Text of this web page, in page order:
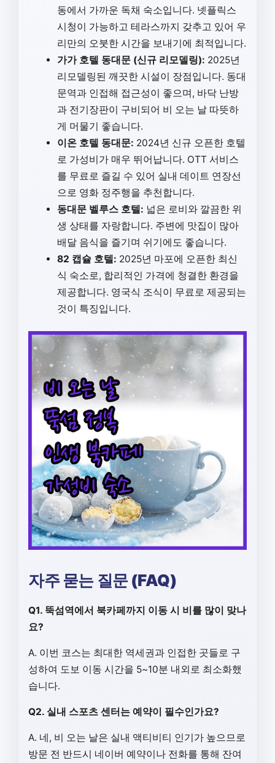
동에서 가까운 독채 숙소입니다. 넷플릭스
시청이 가능하고 테라스까지 갖추고 있어 우
리만의 오붓한 시간을 보내기에 최적입니다.
가가 호텔 동대문 (신규 리모델링): 2025년
리모델링된 깨끗한 시설이 장점입니다. 동대
문역과 인접해 접근성이 좋으며, 바닥 난방
과 전기장판이 구비되어 비 오는 날 따뜻하
게 머물기 좋습니다.
이온 호텔 동대문: 2024년 신규 오픈한 호텔
로 가성비가 매우 뛰어납니다. OTT 서비스
를 무료로 즐길 수 있어 실내 데이트 연장선
으로 영화 정주행을 추천합니다.
동대문 벨루스 호텔: 넓은 로비와 깔끔한 위
생 상태를 자랑합니다. 주변에 맛집이 많아
배달 음식을 즐기며 쉬기에도 좋습니다.
82 캡슐 호텔: 2025년 마포에 오픈한 최신
식 숙소로, 합리적인 가격에 청결한 환경을
제공합니다. 영국식 조식이 무료로 제공되는
것이 특징입니다.
자주 묻는 질문 (FAQ)
Q1. 뚝섬역에서 북카페까지 이동 시 비를 많이 맞나
요?
A. 이번 코스는 최대한 역세권과 인접한 곳들로 구
성하여 도보 이동 시간을 5~10분 내외로 최소화했
습니다.
Q2. 실내 스포츠 센터는 예약이 필수인가요?
A. 네, 비 오는 날은 실내 액티비티 인기가 높으므로
방문 전 반드시 네이버 예약이나 전화를 통해 잔여